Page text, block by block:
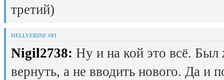
третий)
HELLVERINE #01
Nigil2738: Ну и на кой это всё.
вернуть, а не вводить нового. Да и